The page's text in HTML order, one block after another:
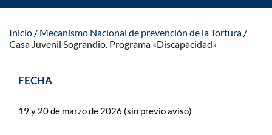
Inicio
Mecanismo Nacional de prevención de la Tortura
Casa Juvenil Sograndio. Programa «Discapacidad»
FECHA
19 y 20 de marzo de 2026 (sin previo aviso)